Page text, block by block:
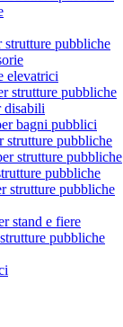
strutture pubbliche
elevatrici
strutture pubbliche
disabili
bagni pubblici
strutture pubbliche
strutture pubbliche
pubbliche
strutture pubbliche
stand e fiere
pubbliche